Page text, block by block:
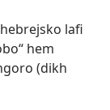
lafi
hem
(dikh